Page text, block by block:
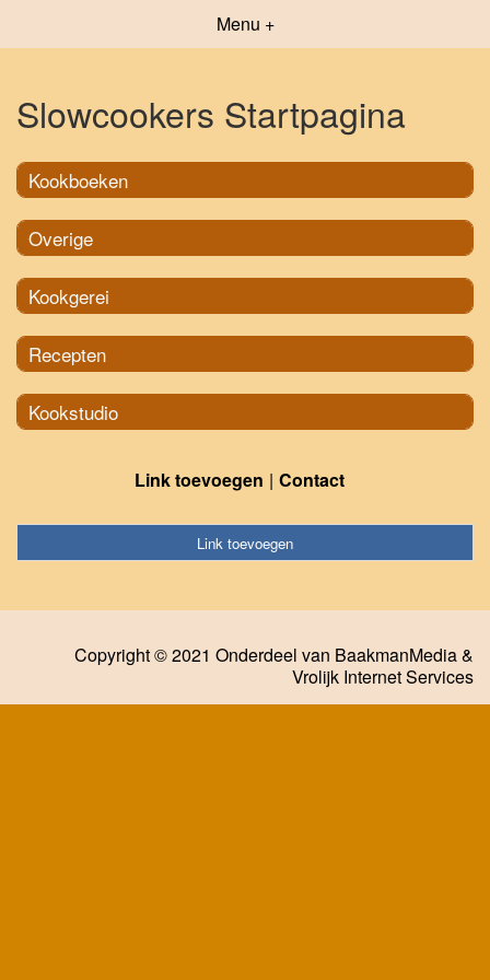
Menu +
Slowcookers Startpagina
Kookboeken
Overige
Kookgerei
Recepten
Kookstudio
Link toevoegen Contact
Link toevoegen
Copyright © 2021 Onderdeel van BaakmanMedia&
Vrolijk Internet Services